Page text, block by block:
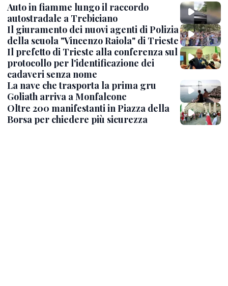
Auto in fiamme lungo il raccordo
autostradale a Trebiciano
Il giuramento dei nuovi agenti di Polizia
della scuola "Vincenzo Raiola" di Trieste
Il prefetto di Trieste alla conferenza sul
protocollo per l'identificazione dei
cadaveri senza nome
La nave che trasporta la prima gru
Goliath arriva a Monfalcone
Oltre 200 manifestanti in Piazza della
Borsa per chiedere più sicurezza